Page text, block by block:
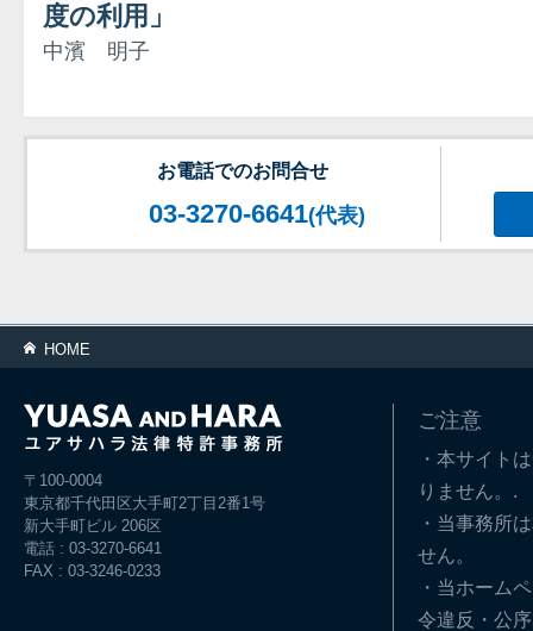
度の利用」
中濱 明子
お電話でのお問合せ
03-3270-6641(代表)
HOME
〒100-0004
東京都千代田区大手町2丁目2番1号
新大手町ビル 206区
電話 : 03-3270-6641
FAX : 03-3246-0233
ご注意
・本サイト
りません。.
・当事務所
せん。
・当ホーム
令違反・公